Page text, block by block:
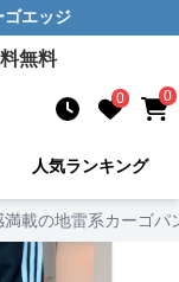
ゴエッジ
無料
0 0
人気ランキング
満載の地雷系カーゴ